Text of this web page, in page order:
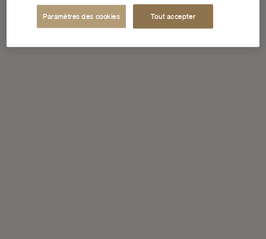
Paramètres des cookies Tout accepter